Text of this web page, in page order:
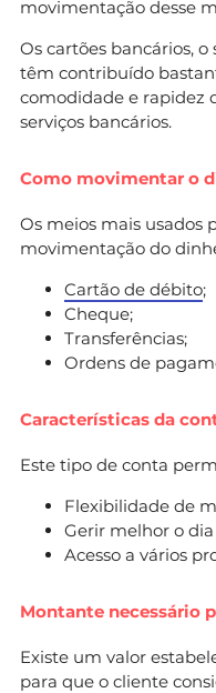
movimentação desse
Os cartões bancários,
têm contribuído
comodidade e rapidez
serviços bancários.
Como movimentar o
Os meios mais usados
movimentação do
Cartão de débito;
Cheque;
Transferências;
Ordens de
Características da
Este tipo de conta
Flexibilidade de
Gerir melhor o dia
Acesso a vários
Montante necessário
Existe um valor
para que o cliente